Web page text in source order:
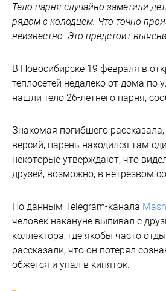
Тело парня случайно заметили
рядом с колодцем. Что точно
неизвестно. Это предстоит
В Новосибирске 19 февраля в
теплосетей недалеко от дома по
нашли тело 26-летнего парня,
Знакомая погибшего
версий, парень находился там
некоторые утверждают, что
друзей, возможно, в нетрезвом
По данным Telegram-канала
человек накануне выпивал с
коллектора, где якобы часто
рассказали, что он потерял
обжегся и упал в кипяток.